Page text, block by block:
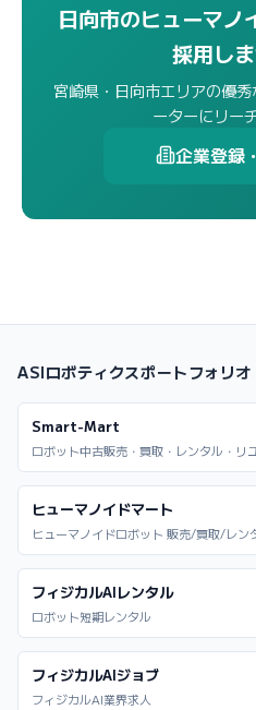
日向市のヒューマノ
採用し
宮崎県・日向市エリアの優
ーターにリー
企業登録
ASIロボティクスポートフォリ
Smart-Mart
ロボット中古販売・買取・レンタル・リ
ヒューマノイドマート
ヒューマノイドロボット 販売/買取/レン
フィジカルAIレンタル
ロボット短期レンタル
フィジカルAIジョブ
フィジカルAI業界求人